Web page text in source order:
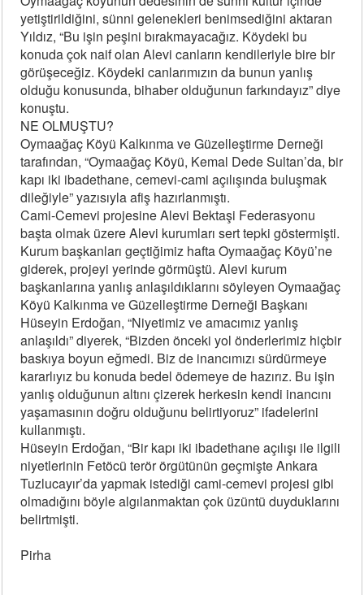
yetiştirildiğini, sünni gelenekleri benimsediğini aktaran
Yıldız, “Bu işin peşini bırakmayacağız. Köydeki bu
konuda çok naif olan Alevi canların kendileriyle bire bir
görüşeceğiz. Köydeki canlarımızın da bunun yanlış
olduğu konusunda, bihaber olduğunun farkındayız” diye
konuştu.
NE OLMUŞTU?
Oymaağaç Köyü Kalkınma ve Güzelleştirme Derneği
tarafından, “Oymaağaç Köyü, Kemal Dede Sultan’da, bir
kapı iki ibadethane, cemevi-cami açılışında buluşmak
dileğiyle” yazısıyla afiş hazırlanmıştı.
Cami-Cemevi projesine Alevi Bektaşi Federasyonu
başta olmak üzere Alevi kurumları sert tepki göstermişti.
Kurum başkanları geçtiğimiz hafta Oymaağaç Köyü’ne
giderek, projeyi yerinde görmüştü. Alevi kurum
başkanlarına yanlış anlaşıldıklarını söyleyen Oymaağaç
Köyü Kalkınma ve Güzelleştirme Derneği Başkanı
Hüseyin Erdoğan, “Niyetimiz ve amacımız yanlış
anlaşıldı” diyerek, “Bizden önceki yol önderlerimiz hiçbir
baskıya boyun eğmedi. Biz de inancımızı sürdürmeye
kararlıyız bu konuda bedel ödemeye de hazırız. Bu işin
yanlış olduğunun altını çizerek herkesin kendi inancını
yaşamasının doğru olduğunu belirtiyoruz” ifadelerini
kullanmıştı.
Hüseyin Erdoğan, “Bir kapı iki ibadethane açılışı ile ilgili
niyetlerinin Fetöcü terör örgütünün geçmişte Ankara
Tuzlucayır’da yapmak istediği cami-cemevi projesi gibi
olmadığını böyle algılanmaktan çok üzüntü duyduklarını
belirtmişti.
Pirha